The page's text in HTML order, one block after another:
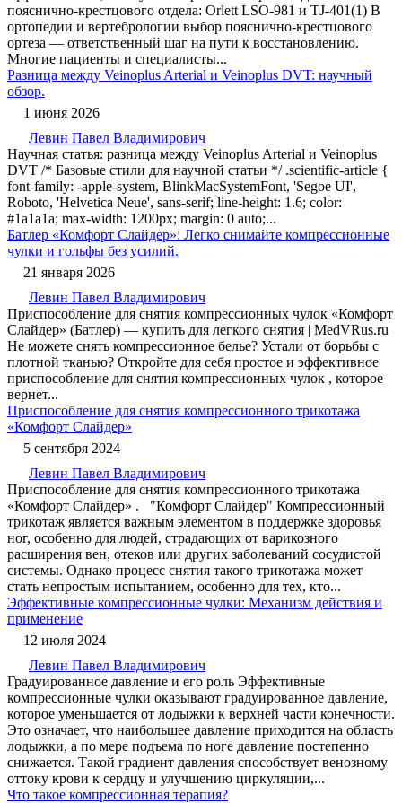
пояснично-крестцового отдела: Orlett LSO-981 и TJ-401(1) В
ортопедии и вертебрологии выбор пояснично-крестцового
ортеза — ответственный шаг на пути к восстановлению.
Многие пациенты и специалисты...
Разница между Veinoplus Arterial и Veinoplus DVT: научный
обзор.
1 июня 2026
Левин Павел Владимирович
Научная статья: разница между Veinoplus Arterial и Veinoplus
DVT /* Базовые стили для научной статьи */ .scientific-article {
font-family: -apple-system, BlinkMacSystemFont, 'Segoe UI',
Roboto, 'Helvetica Neue', sans-serif; line-height: 1.6; color:
#1a1a1a; max-width: 1200px; margin: 0 auto;...
Батлер «Комфорт Слайдер»: Легко снимайте компрессионные
чулки и гольфы без усилий.
21 января 2026
Левин Павел Владимирович
Приспособление для снятия компрессионных чулок «Комфорт
Слайдер» (Батлер) — купить для легкого снятия | MedVRus.ru
Не можете снять компрессионное белье? Устали от борьбы с
плотной тканью? Откройте для себя простое и эффективное
приспособление для снятия компрессионных чулок , которое
вернет...
Приспособление для снятия компрессионного трикотажа
«Комфорт Слайдер»
5 сентября 2024
Левин Павел Владимирович
Приспособление для снятия компрессионного трикотажа
«Комфорт Слайдер» . "Комфорт Слайдер" Компрессионный
трикотаж является важным элементом в поддержке здоровья
ног, особенно для людей, страдающих от варикозного
расширения вен, отеков или других заболеваний сосудистой
системы. Однако процесс снятия такого трикотажа может
стать непростым испытанием, особенно для тех, кто...
Эффективные компрессионные чулки: Механизм действия и
применение
12 июля 2024
Левин Павел Владимирович
Градуированное давление и его роль Эффективные
компрессионные чулки оказывают градуированное давление,
которое уменьшается от лодыжки к верхней части конечности.
Это означает, что наибольшее давление приходится на область
лодыжки, а по мере подъема по ноге давление постепенно
снижается. Такой градиент давления способствует венозному
оттоку крови к сердцу и улучшению циркуляции,...
Что такое компрессионная терапия?